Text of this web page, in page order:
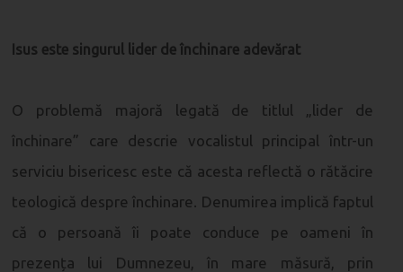
Isus este singurul lider de închinare adevărat
O problemă majoră legată de titlul „lider de
închinare” care descrie vocalistul principal într-un
serviciu bisericesc este că acesta reflectă o rătăcire
teologică despre închinare. Denumirea implică faptul
că o persoană îi poate conduce pe oameni în
prezența lui Dumnezeu, în mare măsură, prin